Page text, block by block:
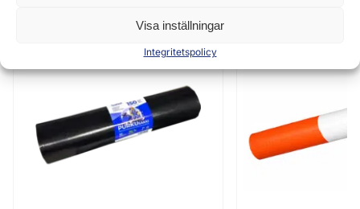
Visa inställningar
Integritetspolicy